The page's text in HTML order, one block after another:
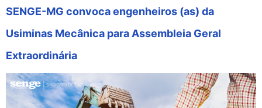
SENGE-MG convoca engenheiros (as) da
Usiminas Mecânica para Assembleia Geral
Extraordinária